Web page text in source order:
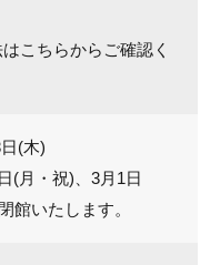
こちらからご確認く
(木)
(月・祝)、3月1日
館いたします。